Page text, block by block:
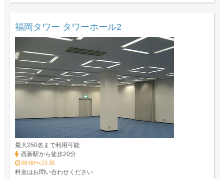
福岡タワー タワーホール2
最大250名まで利用可能
西新駅から徒歩20分
00:00〜23:30
料金はお問い合わせください